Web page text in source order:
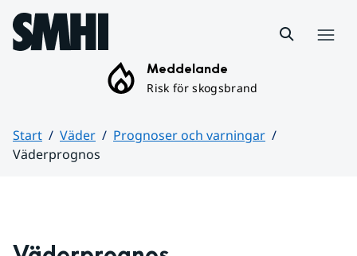
Hoppa till sidans innehåll
Meddelande
Risk för skogsbrand
Start Väder
Prognoser och varningar
Väderprognos